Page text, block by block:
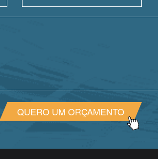
QUERO UM ORÇAMENTO